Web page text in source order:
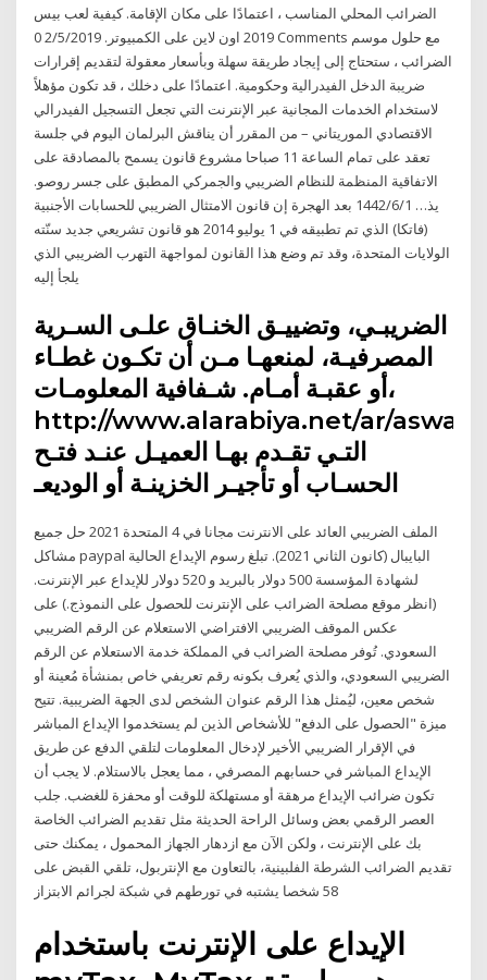
الضرائب المحلي المناسب ، اعتمادًا على مكان الإقامة. كيفية لعب بيس
2019 اون لاين على الكمبيوتر. 2/5/2019 0 Comments مع حلول موسم
الضرائب ، ستحتاج إلى إيجاد طريقة سهلة وبأسعار معقولة لتقديم إقرارات
ضريبة الدخل الفيدرالية وحكومية. اعتمادًا على دخلك ، قد تكون مؤهلاً
لاستخدام الخدمات المجانية عبر الإنترنت التي تجعل التسجيل الفيدرالي
الاقتصادي الموريتاني – من المقرر أن يناقش البرلمان اليوم في جلسة
تعقد على تمام الساعة 11 صباحا مشروع قانون يسمح بالمصادقة على
الاتفاقية المنظمة للنظام الضريبي والجمركي المطبق على جسر روصو.
يذ… 1‏‏/6‏‏/1442 بعد الهجرة إن قانون الامتثال الضريبي للحسابات الأجنبية
(فاتكا) الذي تم تطبيقه في 1 يوليو 2014 هو قانون تشريعي جديد سنّته
الولايات المتحدة، وقد تم وضع هذا القانون لمواجهة التهرب الضريبي الذي
يلجأ إليه
الضريبـي، وتضييـق الخنـاق علـى السـرية
المصرفيـة، لمنعهـا مـن أن تكـون غطـاء
أو عقبـة أمـام. شـفافية المعلومـات،
http://www.alarabiya.net/ar/aswaq/
التـي تقـدم بهـا العميـل عنـد فتـح
الحسـاب أو تأجيـر الخزينـة أو الوديعـ
الملف الضريبي العائد على الانترنت مجانا في 4 المتحدة 2021 حل جميع
مشاكل paypal البايبال (كانون الثاني 2021). تبلغ رسوم الإيداع الحالية
لشهادة المؤسسة 500 دولار بالبريد و 520 دولار للإيداع عبر الإنترنت.
(انظر موقع مصلحة الضرائب على الإنترنت للحصول على النموذج.) على
عكس الموقف الضريبي الافتراضي الاستعلام عن الرقم الضريبي
السعودي. تُوفر مصلحة الضرائب في المملكة خدمة الاستعلام عن الرقم
الضريبي السعودي، والذي يُعرف بكونه رقم تعريفي خاص بمنشأة مُعينة أو
شخص معين، ليُمثل هذا الرقم عنوان الشخص لدى الجهة الضريبية. تتيح
ميزة "الحصول على الدفع" للأشخاص الذين لم يستخدموا الإيداع المباشر
في الإقرار الضريبي الأخير لإدخال المعلومات لتلقي الدفع عن طريق
الإيداع المباشر في حسابهم المصرفي ، مما يعجل بالاستلام. لا يجب أن
تكون ضرائب الإيداع مرهقة أو مستهلكة للوقت أو محفزة للغضب. جلب
العصر الرقمي بعض وسائل الراحة الحديثة مثل تقديم الضرائب الخاصة
بك على الإنترنت ، ولكن الآن مع ازدهار الجهاز المحمول ، يمكنك حتى
تقديم الضرائب الشرطة الفلبينية، بالتعاون مع الإنتربول، تلقي القبض على
58 شخصا يشتبه في تورطهم في شبكة لجرائم الابتزاز
الإيداع على الإنترنت باستخدام